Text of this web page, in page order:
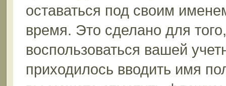
оставаться под своим
время. Это сделано для
воспользоваться вашей
приходилось вводить имя